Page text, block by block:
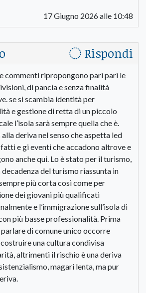
17 Giugno 2026 alle 10:48
Rispondi
commenti ripropongono pari pari le
di pancia e senza finalità
se si scambia identità per
e gestione di retta di un piccolo
l’isola sarà sempre quella che è.
deriva nel senso che aspetta led
e gi eventi che accadono altrove e
anche qui. Lo è stato per il turismo,
decadenza del turismo riassunta in
più corta così come per
dei giovani più qualificati
e l’immigrazione sull’isola di
più basse professionalità. Prima
di comune unico occorre
una cultura condivisa
altrimenti il rischio è una deriva
magari lenta, ma pur